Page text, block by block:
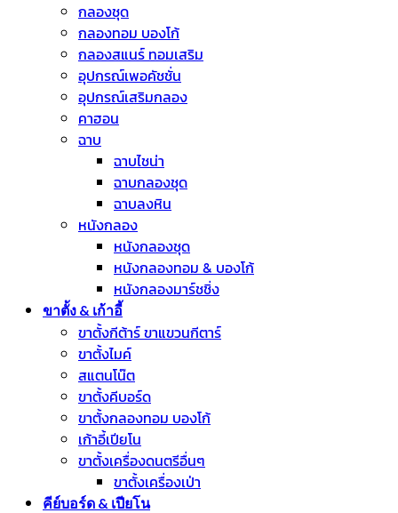
กลองชุด
กลองทอม บองโก้
กลองสแนร์ ทอมเสริม
อุปกรณ์เพอคัชชั่น
อุปกรณ์เสริมกลอง
คาฮอน
ฉาบ
ฉาบไชน่า
ฉาบกลองชุด
ฉาบลงหิน
หนังกลอง
หนังกลองชุด
หนังกลองทอม & บองโก้
หนังกลองมาร์ชชิ่ง
ขาตั้ง & เก้าอี้
ขาตั้งกีต้าร์ ขาแขวนกีตาร์
ขาตั้งไมค์
สแตนโน๊ต
ขาตั้งคีบอร์ด
ขาตั้งกลองทอม บองโก้
เก้าอี้เปียโน
ขาตั้งเครื่องดนตรีอื่นๆ
ขาตั้งเครื่องเป่า
คีย์บอร์ด & เปียโน